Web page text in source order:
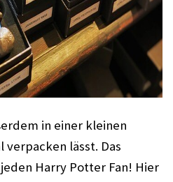
in einer kleinen
verpacken lässt. Das
Harry Potter Fan! Hier